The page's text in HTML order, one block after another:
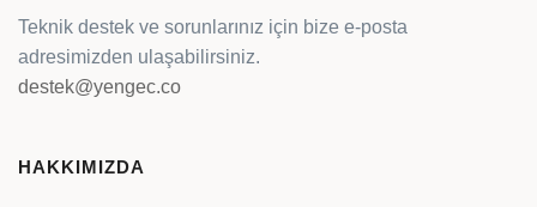
Teknik destek ve sorunlarınız için bize e-posta
adresimizden ulaşabilirsiniz.
destek@yengec.co
HAKKIMIZDA